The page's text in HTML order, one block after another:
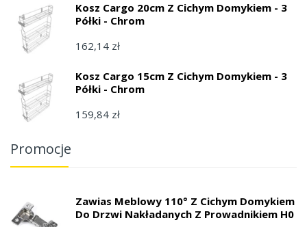
Kosz Cargo 20cm Z Cichym Domykiem - 3
Półki - Chrom
162,14 zł
Kosz Cargo 15cm Z Cichym Domykiem - 3
Półki - Chrom
159,84 zł
Promocje
Zawias Meblowy 110° Z Cichym Domykiem
Do Drzwi Nakładanych Z Prowadnikiem H0